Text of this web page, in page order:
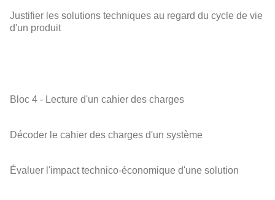
Justifier les solutions techniques au regard du cycle de vie
d'un produit
Bloc 4 - Lecture d'un cahier des charges
Décoder le cahier des charges d'un système
Évaluer l'impact technico-économique d'une solution